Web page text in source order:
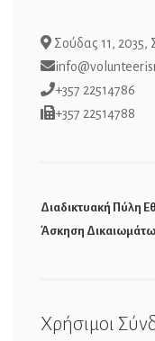
Σούδας 11,
+357 22514786
+357 22514788
Διαδικτυακή Πύλη
Άσκηση
Χρήσιμοι